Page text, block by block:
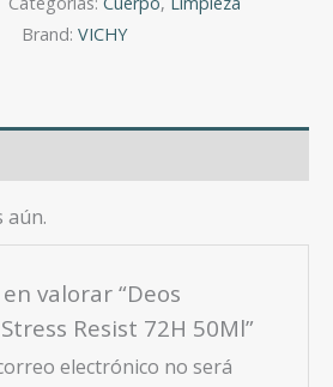
Brand: VICHY
aún.
valorar “Deos
Resist 72H 50Ml”
electrónico no será